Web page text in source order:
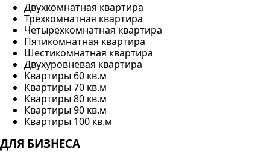
Двухкомнатная квартира
Трехкомнатная квартира
Четырехкомнатная квартира
Пятикомнатная квартира
Шестикомнатная квартира
Двухуровневая квартира
Квартиры 60 кв.м
Квартиры 70 кв.м
Квартиры 80 кв.м
Квартиры 90 кв.м
Квартиры 100 кв.м
ДЛЯ БИЗНЕСА